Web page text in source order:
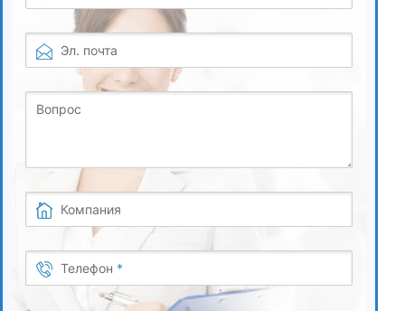
Эл. почта
Вопрос
Компания
Телефон *